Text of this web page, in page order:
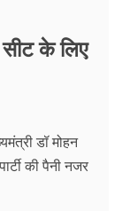
सीट के लिए
डॉ मोहन
की पैनी नजर